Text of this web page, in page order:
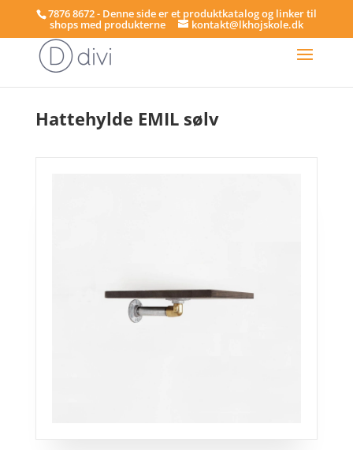
7876 8672 - Denne side er et produktkatalog og linker til
shops med produkterne kontakt@lkhojskole.dk
Hattehylde EMIL sølv